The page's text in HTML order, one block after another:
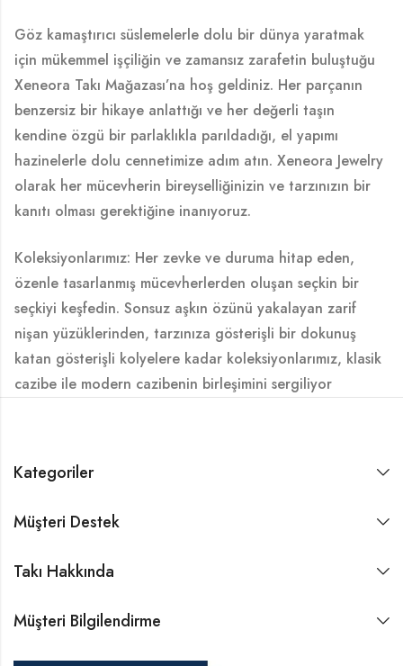
Göz kamaştırıcı süslemelerle dolu bir dünya yaratmak
için mükemmel işçiliğin ve zamansız zarafetin buluştuğu
Xeneora Takı Mağazası’na hoş geldiniz. Her parçanın
benzersiz bir hikaye anlattığı ve her değerli taşın
kendine özgü bir parlaklıkla parıldadığı, el yapımı
hazinelerle dolu cennetimize adım atın. Xeneora Jewelry
olarak her mücevherin bireyselliğinizin ve tarzınızın bir
kanıtı olması gerektiğine inanıyoruz.
Koleksiyonlarımız: Her zevke ve duruma hitap eden,
özenle tasarlanmış mücevherlerden oluşan seçkin bir
seçkiyi keşfedin. Sonsuz aşkın özünü yakalayan zarif
nişan yüzüklerinden, tarzınıza gösterişli bir dokunuş
katan gösterişli kolyelere kadar koleksiyonlarımız, klasik
cazibe ile modern cazibenin birleşimini sergiliyor
Kategoriler
Müşteri Destek
Takı Hakkında
Müşteri Bilgilendirme